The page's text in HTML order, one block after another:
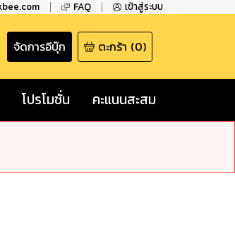
FAQ เข้าสู่ระบบ
จัดการอีบุ๊ก ตะกร้า (0)
โปรโมชั่น คะแนนสะสม